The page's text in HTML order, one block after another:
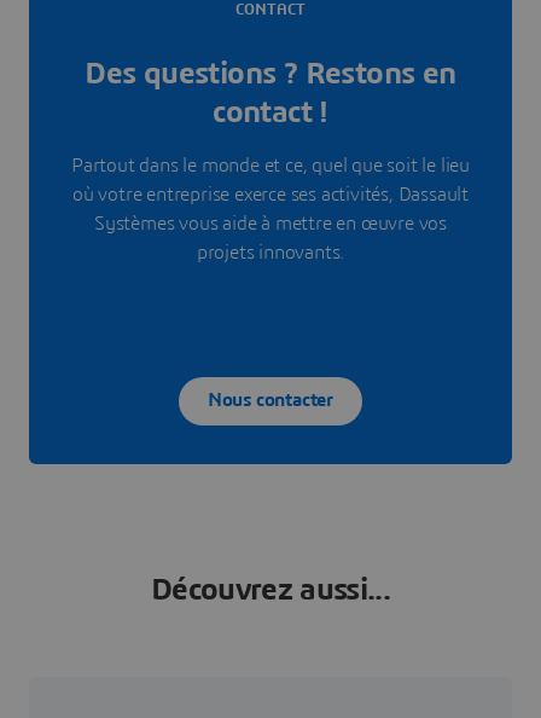
CONTACT
Des questions ? Restons en
contact !
Partout dans le monde et ce, quel que soit le lieu
où votre entreprise exerce ses activités, Dassault
Systèmes vous aide à mettre en œuvre vos
projets innovants.
Nous contacter
Découvrez aussi...